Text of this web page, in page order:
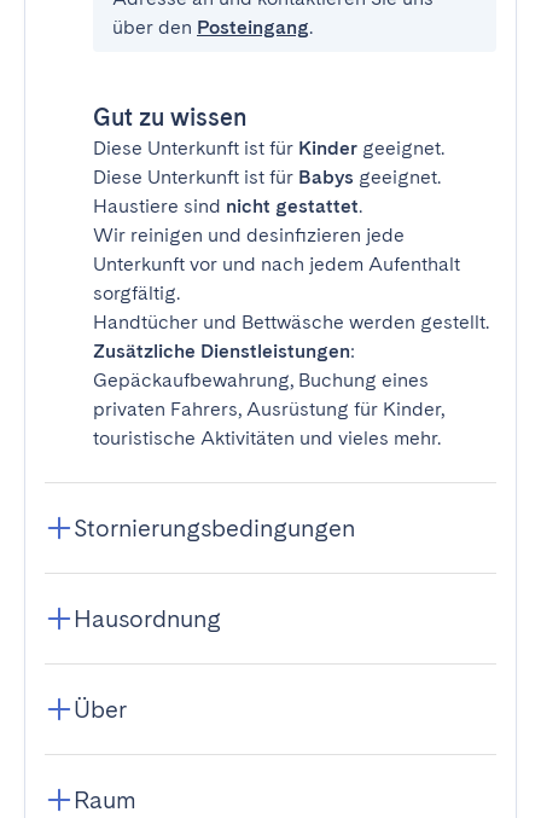
über den Posteingang.
Gut zu wissen
Diese Unterkunft ist für Kinder geeignet.
Diese Unterkunft ist für Babys geeignet.
Haustiere sind nicht gestattet.
Wir reinigen und desinfizieren jede
Unterkunft vor und nach jedem Aufenthalt
sorgfältig.
Handtücher und Bettwäsche werden gestellt.
Zusätzliche Dienstleistungen:
Gepäckaufbewahrung, Buchung eines
privaten Fahrers, Ausrüstung für Kinder,
touristische Aktivitäten und vieles mehr.
Stornierungsbedingungen
Hausordnung
Über
Raum